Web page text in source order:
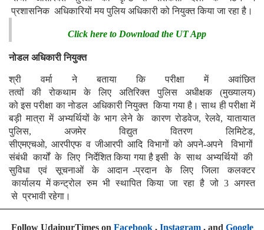
प्रशासनिक अधिकारियों मय पुलिय अधिकारी को नियुक्त किया जा रहा है।
Click here to Download the UT App
नोडल अधिकारी नियुक्त
श्री वर्मा ने बताया कि परीक्षा में अवांछित
तत्वों की रोकथाम के लिए अतिरिक्त पुलिस अधीक्षक (मुख्यालय)
को इस परीक्षा का नोडल अधिकारी नियुक्त किया गया है। साथ ही परीक्षा में
बड़ी मात्रा में अभ्यर्थियों के भाग लेने के कारण रोडवेज, रेलवे, यातायात
पुलिस, अजमेर विद्युत वितरण लिमिटेड,
सीएमएचओ, आरपीएफ व जीआरपी आदि विभागों को अपने-अपने विभागों
संबंधी कार्यों के लिए निर्देशित किया गया है इसी के साथ अभ्यर्थियों की
सुविधा एवं सूचनाओं के आदान -प्रदान के लिए जिला कलक्टर
कार्यालय में कन्ट्रोल रुम भी स्थापित किया जा रहा है जो 3 अगस्त
से प्रभावी रहेगा।
Follow UdaipurTimes on Facebook, Instagram, and Google